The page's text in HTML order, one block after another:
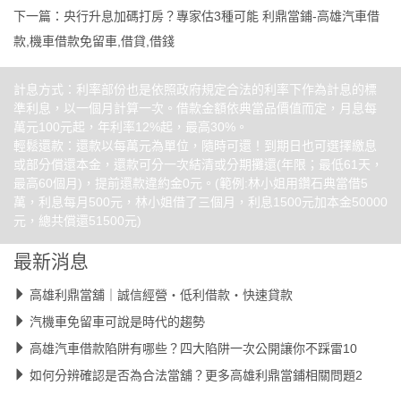
下一篇： 央行升息加碼打房？專家估3種可能 利鼎當鋪-高雄汽車借
款,機車借款免留車,借貸,借錢
計息方式：利率部份也是依照政府規定合法的利率下作為計息的標
準利息，以一個月計算一次。借款金額依典當品價值而定，月息每
萬元100元起，年利率12%起，最高30%。
輕鬆還款：還款以每萬元為單位，隨時可還！到期日也可選擇繳息
或部分償還本金，還款可分一次結清或分期攤還(年限；最低61天，
最高60個月)，提前還款違約金0元。(範例:林小姐用鑽石典當借5
萬，利息每月500元，林小姐借了三個月，利息1500元加本金50000
元，總共償還51500元)
最新消息
高雄利鼎當舖｜誠信經營・低利借款・快速貸款
汽機車免留車可說是時代的趨勢
高雄汽車借款陷阱有哪些？四大陷阱一次公開讓你不踩雷10
如何分辨確認是否為合法當舖？更多高雄利鼎當鋪相關問題2